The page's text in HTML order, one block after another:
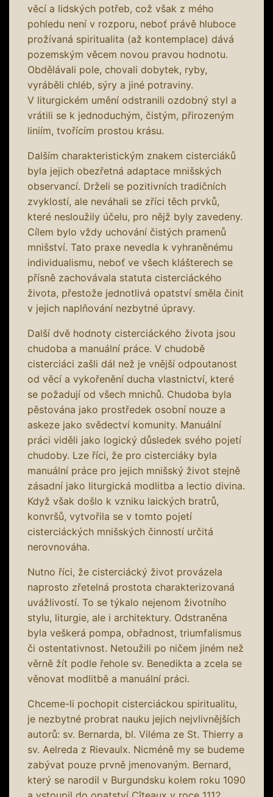
věcí a lidských potřeb, což však z mého
pohledu není v rozporu, neboť právě hluboce
prožívaná spiritualita (až kontemplace) dává
pozemským věcem novou pravou hodnotu.
Obdělávali pole, chovali dobytek, ryby,
vyráběli chléb, sýry a jiné potraviny.
V liturgickém umění odstranili ozdobný styl a
vrátili se k jednoduchým, čistým, přirozeným
liniím, tvořícím prostou krásu.
Dalším charakteristickým znakem cisterciáků
byla jejich obezřetná adaptace mnišských
observancí. Drželi se pozitivních tradičních
zvyklostí, ale neváhali se zříci těch prvků,
které nesloužily účelu, pro nějž byly zavedeny.
Cílem bylo vždy uchování čistých pramenů
mnišství. Tato praxe nevedla k vyhraněnému
individualismu, neboť ve všech klášterech se
přísně zachovávala statuta cisterciáckého
života, přestože jednotlivá opatství směla činit
v jejich naplňování nezbytné úpravy.
Další dvě hodnoty cisterciáckého života jsou
chudoba a manuální práce. V chudobě
cisterciáci zašli dál než je vnější odpoutanost
od věcí a vykořenění ducha vlastnictví, které
se požadují od všech mnichů. Chudoba byla
pěstována jako prostředek osobní nouze a
askeze jako svědectví komunity. Manuální
práci viděli jako logický důsledek svého pojetí
chudoby. Lze říci, že pro cisterciáky byla
manuální práce pro jejich mnišský život stejně
zásadní jako liturgická modlitba a lectio divina.
Když však došlo k vzniku laických bratrů,
konvršů, vytvořila se v tomto pojetí
cisterciáckých mnišských činností určitá
nerovnováha.
Nutno říci, že cisterciácký život provázela
naprosto zřetelná prostota charakterizovaná
uvážlivostí. To se týkalo nejenom životního
stylu, liturgie, ale i architektury. Odstraněna
byla veškerá pompa, obřadnost, triumfalismus
či ostentativnost. Netoužili po ničem jiném než
věrně žít podle řehole sv. Benedikta a zcela se
věnovat modlitbě a manuální práci.
Chceme-li pochopit cisterciáckou spiritualitu,
je nezbytné probrat nauku jejich nejvlivnějších
autorů: sv. Bernarda, bl. Viléma ze St. Thierry a
sv. Aelreda z Rievaulx. Nicméně my se budeme
zabývat pouze prvně jmenovaným. Bernard,
který se narodil v Burgundsku kolem roku 1090